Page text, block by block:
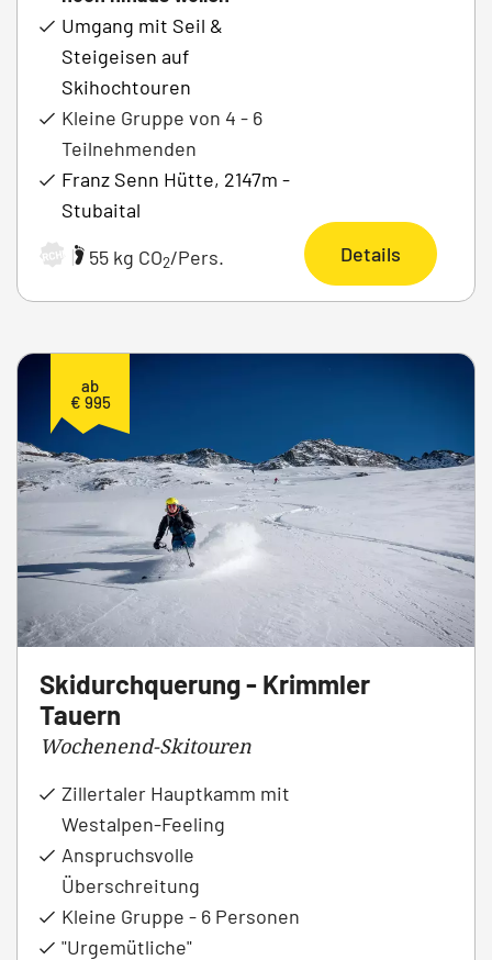
Umgang mit Seil &
Steigeisen auf
Skihochtouren
Kleine Gruppe von 4 - 6
Teilnehmenden
Franz Senn Hütte, 2147m -
Stubaital
ARCHIV | 55 kg CO2/Pers. Details
ab
€ 995
Skidurchquerung - Krimmler
Tauern
Wochenend-Skitouren
Zillertaler Hauptkamm mit
Westalpen-Feeling
Anspruchsvolle
Überschreitung
Kleine Gruppe - 6 Personen
"Urgemütliche"